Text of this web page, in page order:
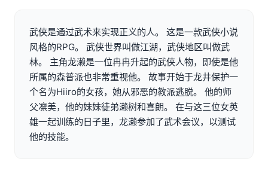
武侠是通过武术来实现正义的人。 这是一款武侠小说
风格的RPG。 武侠世界叫做江湖，武侠地区叫做武
林。 主角龙濑是一位冉冉升起的武侠人物，即使是他
所属的森普派也非常重视他。 故事开始于龙井保护一
个名为Hiiro的女孩，她从邪恶的教派逃脱。 他的师
父凛美，他的妹妹徒弟濑树和喜朗。 在与这三位女英
雄一起训练的日子里，龙濑参加了武术会议，以测试
他的技能。